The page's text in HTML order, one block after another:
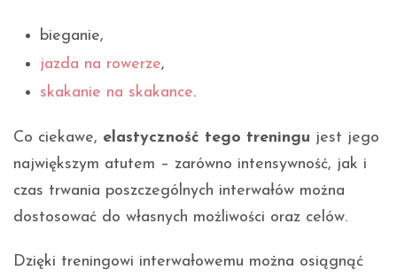
bieganie,
jazda na rowerze,
skakanie na skakance.
Co ciekawe, elastyczność tego treningu jest jego
największym atutem – zarówno intensywność, jak i
czas trwania poszczególnych interwałów można
dostosować do własnych możliwości oraz celów.
Dzięki treningowi interwałowemu można osiągnąć